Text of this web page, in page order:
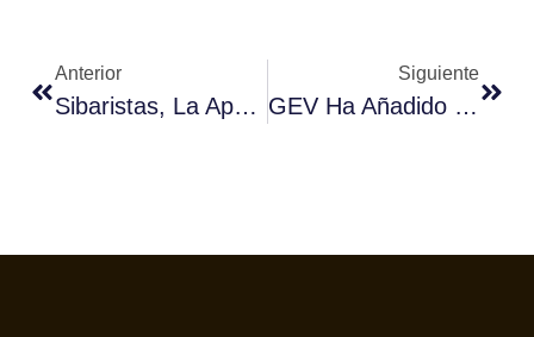
Anterior
Sibaristas, La Apuesta De Candelas Para Potenciar El Consumo De Café En Hostelería
Siguiente
GEV Ha Añadido Con CREM Otra Marca De Welbilt A Su Cartera